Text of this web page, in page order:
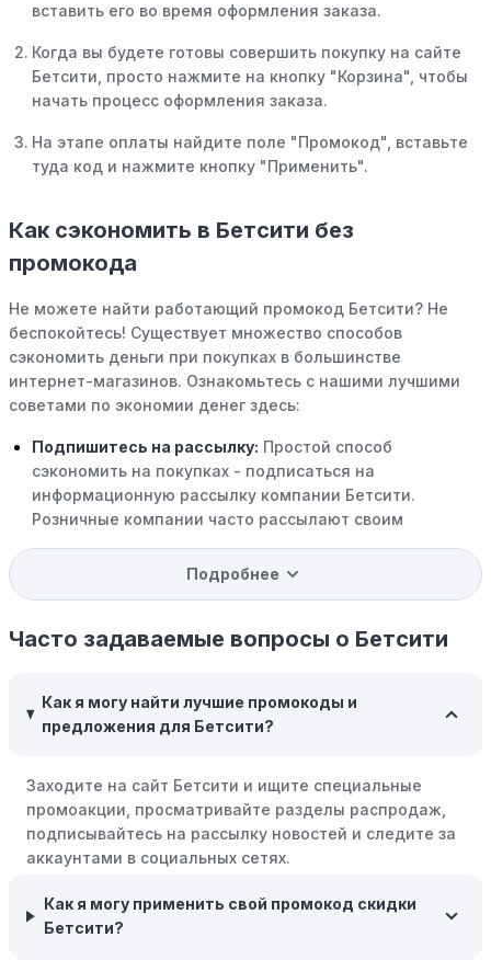
вставить его во время оформления заказа.
Когда вы будете готовы совершить покупку на сайте
Бетсити, просто нажмите на кнопку "Корзина", чтобы
начать процесс оформления заказа.
На этапе оплаты найдите поле "Промокод", вставьте
туда код и нажмите кнопку "Применить".
Как сэкономить в Бетсити без
промокода
Не можете найти работающий промокод Бетсити? Не
беспокойтесь! Существует множество способов
сэкономить деньги при покупках в большинстве
интернет-магазинов. Ознакомьтесь с нашими лучшими
советами по экономии денег здесь:
Подпишитесь на рассылку: Простой способ
сэкономить на покупках - подписаться на
информационную рассылку компании Бетсити.
Розничные компании часто рассылают своим
доступ к распродажам.
компании Бетсити есть программы поощрения,
позволяющие зарабатывать баллы или cashback на
скидки или будущие покупки.
пятница" или сезонными акциями. В такие периоды
розничные компании часто предлагают значительные
скидки.
добавьте товары в корзину и оставьте их на день или
два. В некоторых случаях существует большая
Подробнее
Часто задаваемые вопросы о Бетсити
Как я могу найти лучшие промокоды и
предложения для Бетсити?
Заходите на сайт Бетсити и ищите специальные
промоакции, просматривайте разделы распродаж,
подписывайтесь на рассылку новостей и следите за
аккаунтами в социальных сетях.
Как я могу применить свой промокод скидки
Бетсити?